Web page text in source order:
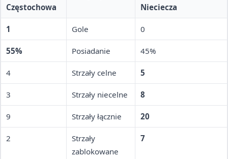
Częstochowa
Nieciecza
1 Gole 0
55% Posiadanie 45%
4 Strzały celne 5
3 Strzały niecelne 8
9 Strzały łącznie 20
2
Strzały
zablokowane
7